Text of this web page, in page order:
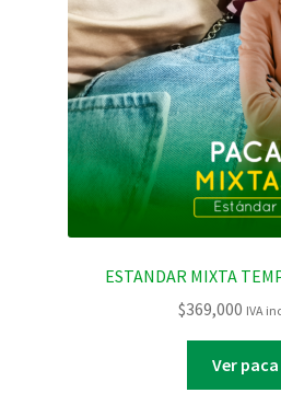
ESTANDAR MIXTA
$369,000 IVA
Ver paca